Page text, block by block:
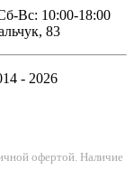
Вс: 10:00-18:00
83
- 2026
офертой. Наличие